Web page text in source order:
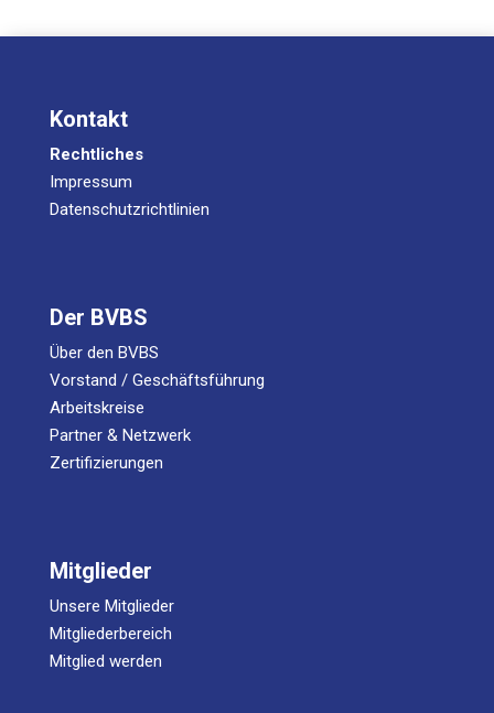
Kontakt
Rechtliches
Impressum
Datenschutzrichtlinien
Der BVBS
Über den BVBS
Vorstand / Geschäftsführung
Arbeitskreise
Partner & Netzwerk
Zertifizierungen
Mitglieder
Unsere Mitglieder
Mitgliederbereich
Mitglied werden